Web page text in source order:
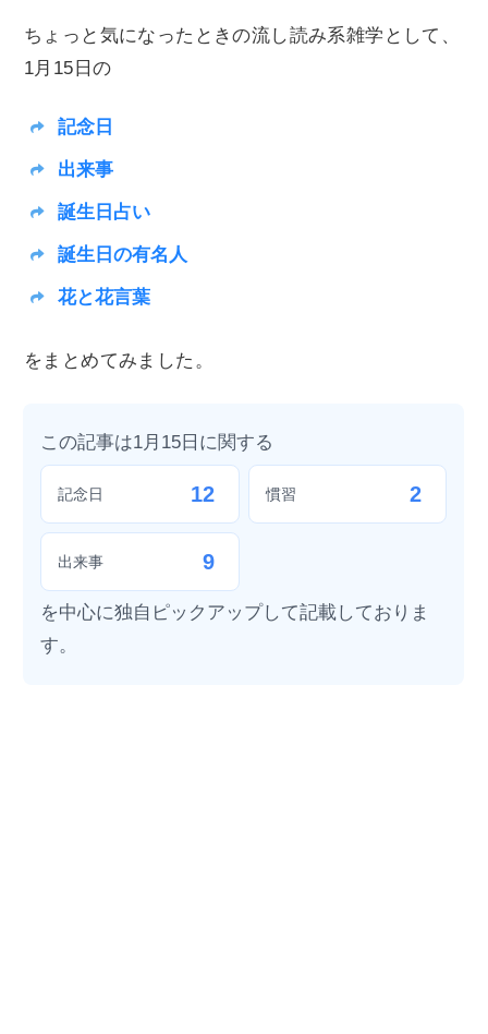
ちょっと気になったときの流し読み系雑学として、
1月15日の
記念日
出来事
誕生日占い
誕生日の有名人
花と花言葉
をまとめてみました。
この記事は1月15日に関する
記念日 12 慣習 2
出来事 9
を中心に独自ピックアップして記載しておりま
す。